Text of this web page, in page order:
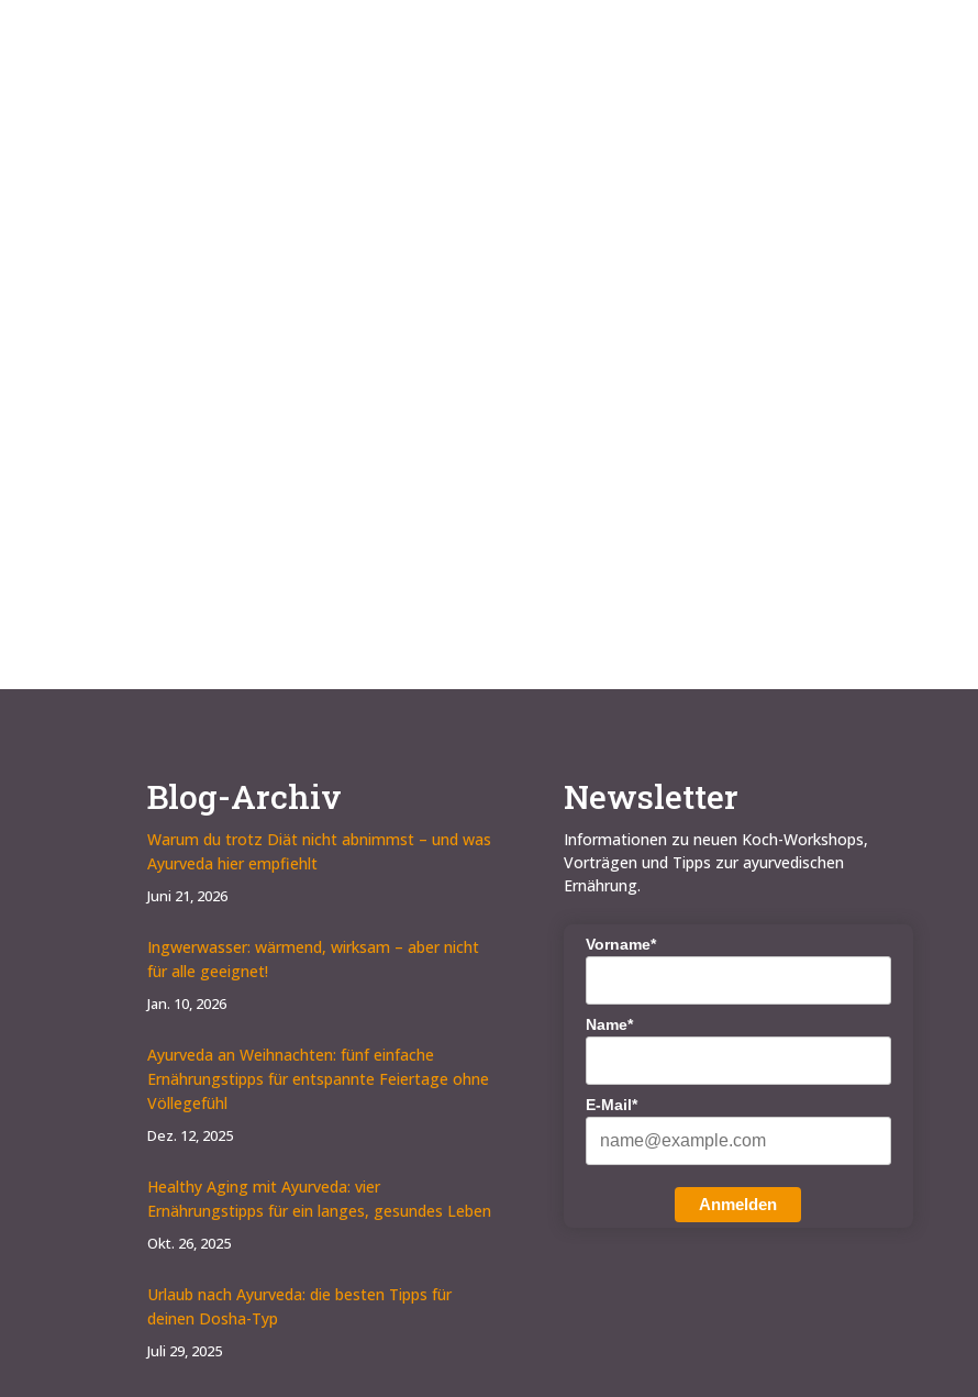
Blog-Archiv
Warum du trotz Diät nicht abnimmst – und was
Ayurveda hier empfiehlt
Juni 21, 2026
Ingwerwasser: wärmend, wirksam – aber nicht
für alle geeignet!
Jan. 10, 2026
Ayurveda an Weihnachten: fünf einfache
Ernährungstipps für entspannte Feiertage ohne
Völlegefühl
Dez. 12, 2025
Healthy Aging mit Ayurveda: vier
Ernährungstipps für ein langes, gesundes Leben
Okt. 26, 2025
Urlaub nach Ayurveda: die besten Tipps für
deinen Dosha-Typ
Juli 29, 2025
Newsletter
Informationen zu neuen Koch-Workshops,
Vorträgen und Tipps zur ayurvedischen
Ernährung.
Vorname*
Name*
E-Mail*
Anmelden